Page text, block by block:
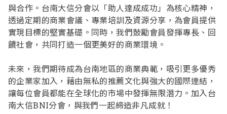
與合作。台南大信分會以「助人達成成功」為核心精神，
透過定期的商業會議、專業培訓及資源分享，為會員提供
實現目標的堅實基礎。同時，我們鼓勵會員發揮專長、回
饋社會，共同打造一個更美好的商業環境。
未來，我們期待成為台南地區的商業典範，吸引更多優秀
的企業家加入，藉由無私的推薦文化與強大的國際連結，
讓每位會員都能在全球化的市場中發揮無限潛力。加入台
南大信BNI分會，與我們一起締造非凡成就！